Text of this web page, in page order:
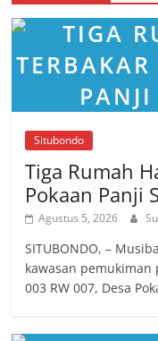
Situbondo
Tiga Rumah
Pokaan Panji
Agustus 5, 2026
SITUBONDO, –
kawasan pemukiman
003 RW 007, Desa